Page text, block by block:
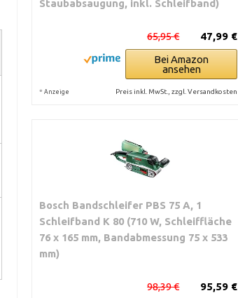
Staubabsaugung, inkl. Schleifband)
47,99 €
65,95 €
Bei Amazon
ansehen
* Anzeige Preis inkl. MwSt., zzgl. Versandkosten
Bosch Bandschleifer PBS 75 A, 1
Schleifband K 80 (710 W, Schleiffläche
76 x 165 mm, Bandabmessung 75 x 533
mm)
95,59 €
98,39 €